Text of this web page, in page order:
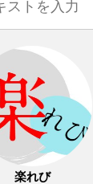
楽れび